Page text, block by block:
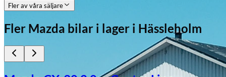
Fler av våra säljare
Fler Mazda bilar i lager i Hässleholm